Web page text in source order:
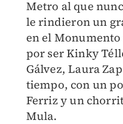
Metro al que
le rindieron un
en el
por ser Kinky
Gálvez, Laura
tiempo, con un
Ferriz y un
Mula.